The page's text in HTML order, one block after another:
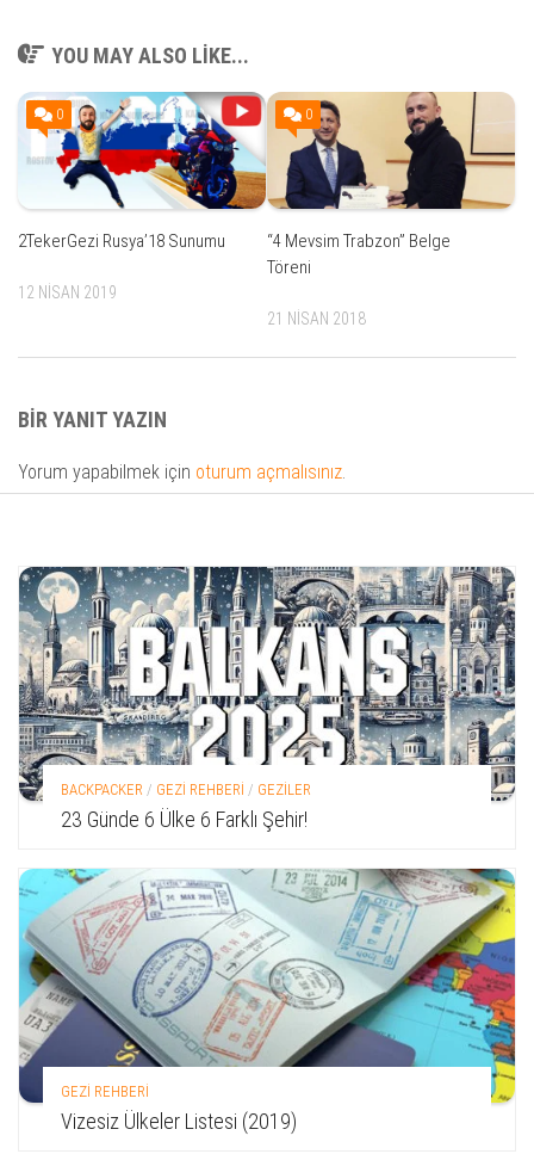
YOU MAY ALSO LIKE...
0
2TekerGezi Rusya’18 Sunumu
12 NISAN 2019
0
“4 Mevsim Trabzon” Belge
Töreni
21 NISAN 2018
BIR YANIT YAZIN
Yorum yapabilmek için oturum açmalısınız
BACKPACKER / GEZİ REHBERİ / GEZİLER
23 Günde 6 Ülke 6 Farklı Şehir!
GEZİ REHBERİ
Vizesiz Ülkeler Listesi (2019)